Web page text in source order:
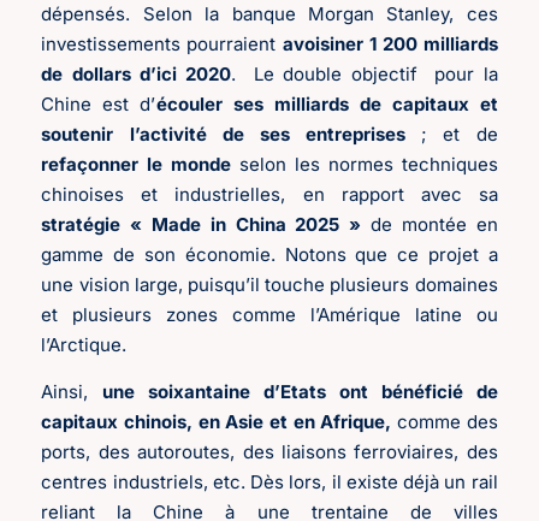
dépensés. Selon la banque Morgan Stanley, ces
investissements pourraient avoisiner 1 200 milliards
de dollars d’ici 2020. Le double objectif pour la
Chine est d’écouler ses milliards de capitaux et
soutenir l’activité de ses entreprises ; et de
refaçonner le monde selon les normes techniques
chinoises et industrielles, en rapport avec sa
stratégie « Made in China 2025 » de montée en
gamme de son économie. Notons que ce projet a
une vision large, puisqu’il touche plusieurs domaines
et plusieurs zones comme l’Amérique latine ou
l’Arctique.
Ainsi, une
soixantaine d’Etats ont bénéficié de
capitaux chinois, en Asie et en Afrique, comme des
ports, des autoroutes, des liaisons ferroviaires, des
centres industriels, etc. Dès lors, il existe déjà un rail
reliant la Chine à une trentaine de villes